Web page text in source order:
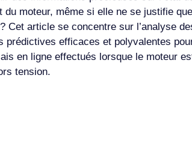
du moteur, même si elle ne se justifie
article se concentre sur l’analyse
prédictives efficaces et polyvalentes
en ligne effectués lorsque le moteur
tension.